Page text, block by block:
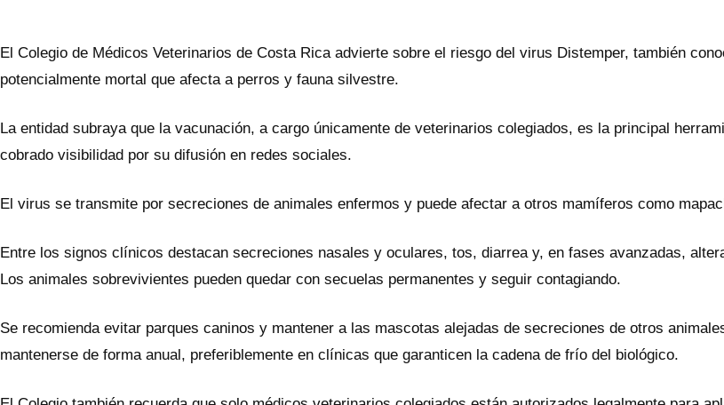
El Colegio de Médicos Veterinarios de Costa Rica advierte sobre el riesgo del virus Distemper, también
potencialmente mortal que afecta a perros y fauna silvestre.
La entidad subraya que la vacunación, a cargo únicamente de veterinarios colegiados, es la principal
cobrado visibilidad por su difusión en redes sociales.
El virus se transmite por secreciones de animales enfermos y puede afectar a otros mamíferos como
Entre los signos clínicos destacan secreciones nasales y oculares, tos, diarrea y, en fases avanzadas,
Los animales sobrevivientes pueden quedar con secuelas permanentes y seguir contagiando.
Se recomienda evitar parques caninos y mantener a las mascotas alejadas de secreciones de otros
mantenerse de forma anual, preferiblemente en clínicas que garanticen la cadena de frío del biológico.